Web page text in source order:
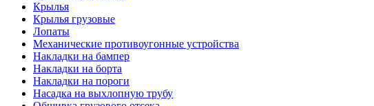
Крылья
Крылья грузовые
Лопаты
Механические противоугонные устройства
Накладки на бампер
Накладки на борта
Накладки на пороги
Насадка на выхлопную трубу